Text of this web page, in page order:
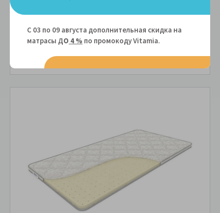
Сравнить В избранное
В рассрочку без переплаты
за1,879 руб.в месяц
ПОДРОБНЕЕ
С 03 по 09 августа дополнительная скидка на
матрасы ДО 4 % по промокоду Vitamiа.